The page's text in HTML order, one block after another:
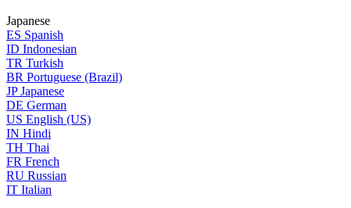
Japanese
ES Spanish
ID Indonesian
TR Turkish
BR Portuguese (Brazil)
JP Japanese
DE German
US English (US)
IN Hindi
TH Thai
FR French
RU Russian
IT Italian